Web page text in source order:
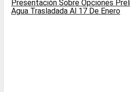
Presentación Sobre Opciones
Agua Trasladada Al 17 De Enero